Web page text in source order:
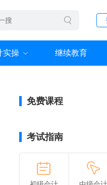
实操 继续教育
免费课程
考试指南